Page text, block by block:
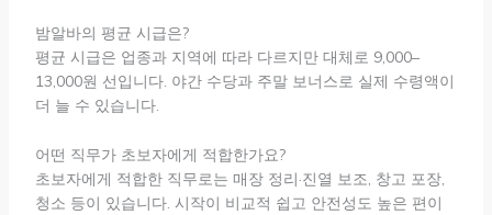
밤알바의 평균 시급은?
평균 시급은 업종과 지역에 따라 다르지만 대체로 9,000–
13,000원 선입니다. 야간 수당과 주말 보너스로 실제 수령액이
더 늘 수 있습니다.
어떤 직무가 초보자에게 적합한가요?
초보자에게 적합한 직무로는 매장 정리·진열 보조, 창고 포장,
청소 등이 있습니다. 시작이 비교적 쉽고 안전성도 높은 편이